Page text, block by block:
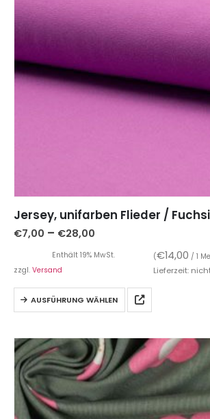
Jersey, unifarben Flieder /
€7,00 – €28,00
Enthält 19% MwSt. (€14,00 / 1
zzgl. Versand Lieferzeit:
AUSFÜHRUNG WÄHLEN